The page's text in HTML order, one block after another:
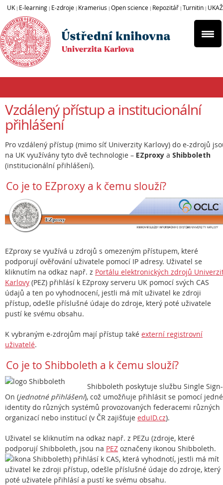
UK E-learning E-zdroje Kramerius Open science Repozitář Turnitin UKAŽ
Vzdálený přístup a institucionální
přihlášení
Pro vzdálený přístup (mimo síť Univerzity Karlovy) do e-zdrojů
na UK využívány tyto dvě technologie – EZproxy a Shibboleth
(institucionální přihlášení).
Co je to EZproxy a k čemu slouží?
EZproxy se využívá u zdrojů s omezeným přístupem, které
podporují ověřování uživatele pomocí IP adresy. Uživatel se
kliknutím na odkaz např. z Portálu elektronických zdrojů
Karlovy (PEZ) přihlásí k EZproxy serveru UK pomocí svých CAS
údajů a ten po vyhodnocení, jestli má mít uživatel ke zdroji
přístup, odešle příslušné údaje do zdroje, který poté uživatele
pustí ke svému obsahu.
K vybraným e-zdrojům mají přístup také externí registrovní
uživatelé.
Co je to Shibboleth a k čemu slouží?
Shibboleth poskytuje službu Single Sign-
On (jednotné přihlášení), což umožňuje přihlásit se pomocí jedné
identity do různých systémů provozovaných federacemi různých
organizací nebo institucí (v ČR zajišťuje eduID.cz).
Uživatel se kliknutím na odkaz např. z PEZu (zdroje, které
podporují Shibboleth, jsou na PEZ označeny ikonou Shibboleth.
) přihlásí k CAS, která vyhodnotí, jestli má mít
uživatel ke zdroji přístup, odešle příslušné údaje do zdroje, který
poté uživatele přihlásí a pustí ke svému obsahu.